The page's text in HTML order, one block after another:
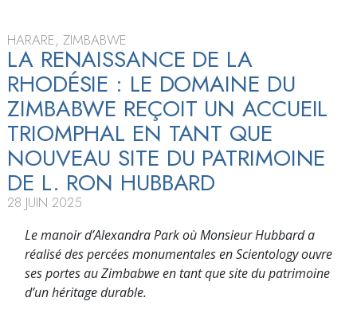
HARARE, ZIMBABWE
LA RENAISSANCE DE LA
RHODÉSIE : LE DOMAINE DU
ZIMBABWE REÇOIT UN ACCUEIL
TRIOMPHAL EN TANT QUE
NOUVEAU SITE DU PATRIMOINE
DE L. RON HUBBARD
28 JUIN 2025
Le manoir d’Alexandra Park où Monsieur Hubbard a
réalisé des percées monumentales en Scientology ouvre
ses portes au Zimbabwe en tant que site du patrimoine
d’un héritage durable.